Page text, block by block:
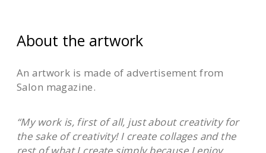
About the artwork
An artwork is made of advertisement from
Salon magazine.
“My work is, first of all, just about creativity for
the sake of creativity! I create collages and the
rest of what I create simply because I enjoy